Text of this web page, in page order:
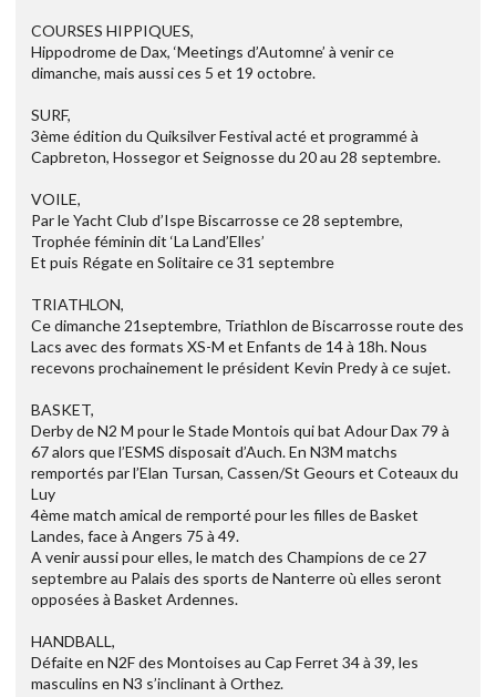
COURSES HIPPIQUES,
Hippodrome de Dax, ‘Meetings d’Automne’ à venir ce
dimanche, mais aussi ces 5 et 19 octobre.
SURF,
3ème édition du Quiksilver Festival acté et programmé à
Capbreton, Hossegor et Seignosse du 20 au 28 septembre.
VOILE,
Par le Yacht Club d’Ispe Biscarrosse ce 28 septembre,
Trophée féminin dit ‘La Land’Elles’
Et puis Régate en Solitaire ce 31 septembre
TRIATHLON,
Ce dimanche 21septembre, Triathlon de Biscarrosse route des
Lacs avec des formats XS-M et Enfants de 14 à 18h. Nous
recevons prochainement le président Kevin Predy à ce sujet.
BASKET,
Derby de N2 M pour le Stade Montois qui bat Adour Dax 79 à
67 alors que l’ESMS disposait d’Auch. En N3M matchs
remportés par l’Elan Tursan, Cassen/St Geours et Coteaux du
Luy
4ème match amical de remporté pour les filles de Basket
Landes, face à Angers 75 à 49.
A venir aussi pour elles, le match des Champions de ce 27
septembre au Palais des sports de Nanterre où elles seront
opposées à Basket Ardennes.
HANDBALL,
Défaite en N2F des Montoises au Cap Ferret 34 à 39, les
masculins en N3 s’inclinant à Orthez.